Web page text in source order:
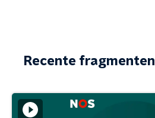
Recente fragmenten